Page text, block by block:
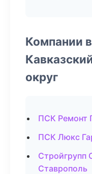
Компании
округ
ПСК Ремонт
ПСК Люкс
Стройгрупп
Ставрополь